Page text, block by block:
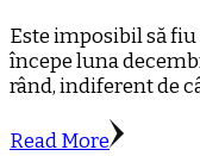
Este imposibil să fiu
începe luna
rând, indiferent de
Read More